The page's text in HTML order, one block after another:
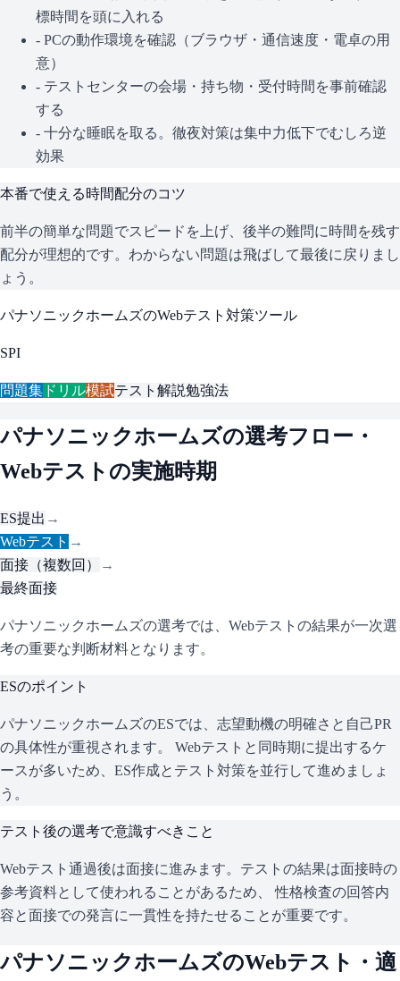
標時間を頭に入れる
- PCの動作環境を確認（ブラウザ・通信速度・電卓の用
意）
- テストセンターの会場・持ち物・受付時間を事前確認
する
- 十分な睡眠を取る。徹夜対策は集中力低下でむしろ逆
効果
本番で使える時間配分のコツ
前半の簡単な問題でスピードを上げ、後半の難問に時間を残す
配分が理想的です。わからない問題は飛ばして最後に戻りまし
ょう。
パナソニックホームズのWebテスト対策ツール
SPI
問題集 ドリル模試テスト解説勉強法
パナソニックホームズの選考フロー・
Webテストの実施時期
ES提出 →
Webテスト →
面接（複数回）
→
最終面接
パナソニックホームズの選考では、Webテストの結果が一次選
考の重要な判断材料となります。
ESのポイント
パナソニックホームズのESでは、志望動機の明確さと自己PR
の具体性が重視されます。 Webテストと同時期に提出するケ
ースが多いため、ES作成とテスト対策を並行して進めましょ
う。
テスト後の選考で意識すべきこと
Webテスト通過後は面接に進みます。テストの結果は面接時の
参考資料として使われることがあるため、 性格検査の回答内
容と面接での発言に一貫性を持たせることが重要です。
パナソニックホームズのWebテスト・適